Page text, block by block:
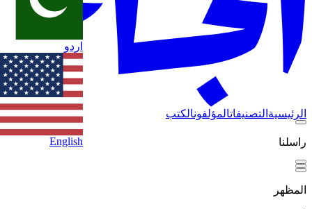
الرئيسية التصنيفاتالمؤلفونالكتب
راسلنا
اردو
English
المظهر